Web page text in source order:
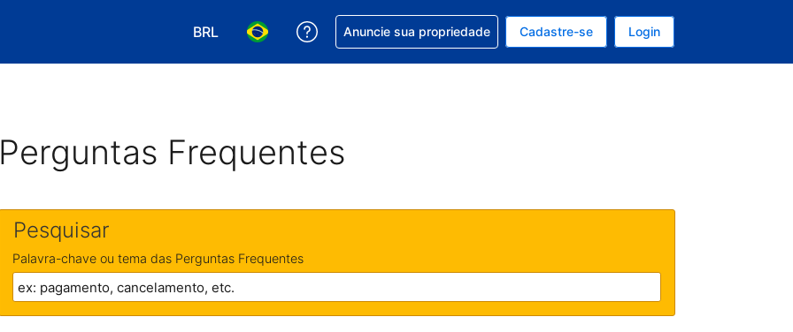
BRL
Escolha sua moeda. Atualmente, sua moeda é: Real
Escolha seu idioma. Atualmente, seu idioma é: Português (Brasil)
Receber ajuda com sua reserva
Anuncie sua propriedade Cadastre-se Login
Perguntas Frequentes
Pesquisar
Palavra-chave ou tema das Perguntas Frequentes